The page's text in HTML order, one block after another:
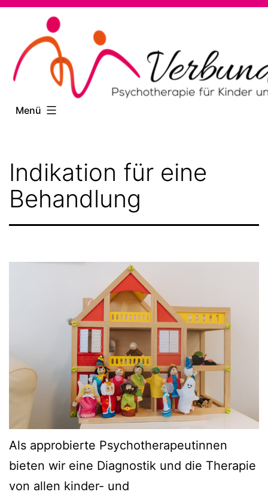
Zum
springen
Menü
Indikation für eine
Behandlung
Als approbierte Psychotherapeutinnen
bieten wir eine Diagnostik und die Therapie
von allen kinder- und